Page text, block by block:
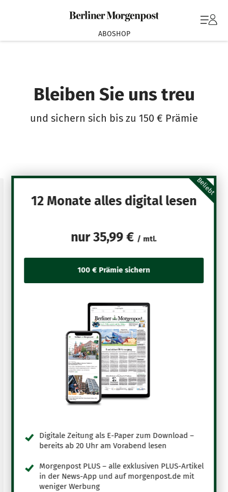
ABOSHOP
Bleiben Sie uns treu
und sichern sich bis zu 150 € Prämie
Beliebt
12 Monate alles digital lesen
nur35,99 € / mtl.
Digitale Zeitung als E-Paper zum Download –
bereits ab 20 Uhr am Vorabend lesen
Morgenpost PLUS – alle exklusiven PLUS-Artikel
in der News-App und auf morgenpost.de mit
weniger Werbung